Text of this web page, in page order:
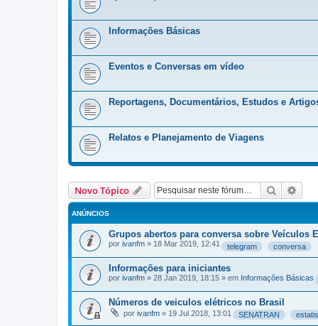
Informações Básicas
Eventos e Conversas em vídeo
Reportagens, Documentários, Estudos e
Relatos e Planejamento de Viagens
Novo Tópico Pesquisar
ANÚNCIOS
Grupos abertos para conversa sobre Veículos
por ivanfm » 18 Mar 2019, 12:41 telegram conversa
Informações para iniciantes
por ivanfm » 28 Jan 2019, 18:15 » em Informações Básicas
Números de veiculos elétricos no Brasil
por ivanfm » 19 Jul 2018, 13:01 SENATRAN